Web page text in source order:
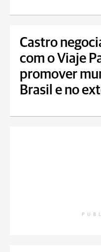
Castro
com o Viaje
promover
Brasil e no